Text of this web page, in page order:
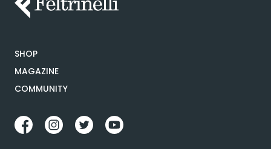
SHOP
MAGAZINE
COMMUNITY